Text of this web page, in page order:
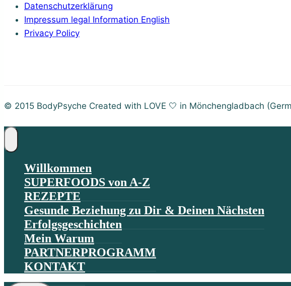
Datenschutzerklärung
Impressum legal Information English
Privacy Policy
© 2015 BodyPsyche Created with LOVE 🤍 in Mönchengladbach
Willkommen
SUPERFOODS von A-Z
REZEPTE
Gesunde Beziehung zu Dir & Deinen Nächsten
Erfolgsgeschichten
Mein Warum
PARTNERPROGRAMM
KONTAKT